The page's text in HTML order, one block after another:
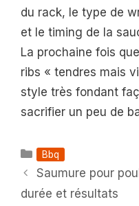
du rack, le type de
et le timing de la
La prochaine fois
ribs « tendres mais
style très fondant
sacrifier un peu de
Catégories
Bbq
Saumure pour
durée et résultats